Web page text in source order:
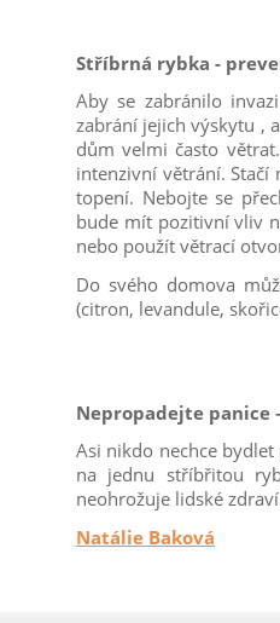
Stříbrná rybka -
Aby se zabránilo
zabrání jejich výskytu ,
dům velmi často
intenzivní větrání.
topení. Nebojte se
bude mít pozitivní vliv
nebo použít větrací
Do svého domova
(citron, levandule,
Nepropadejte panice
Asi nikdo nechce
na jednu stříbřitou
neohrožuje lidské
Natálie Baková